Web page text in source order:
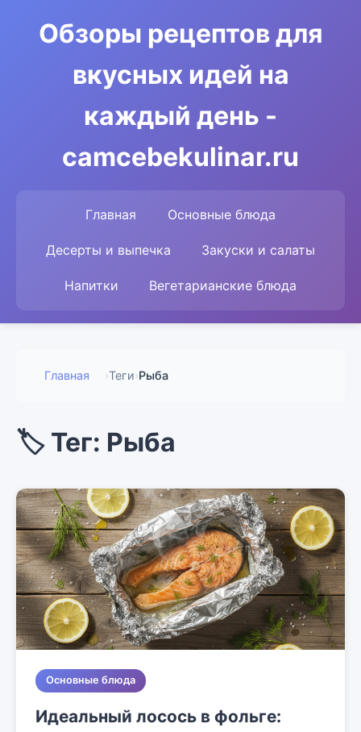
Обзоры рецептов для
вкусных идей на
каждый день -
camcebekulinar.ru
Главная Основные блюда
Десерты и выпечка Закуски и салаты
Напитки Вегетарианские блюда
Главная ›Теги›Рыба
🏷️ Тег: Рыба
Основные блюда
Идеальный лосось в фольге: